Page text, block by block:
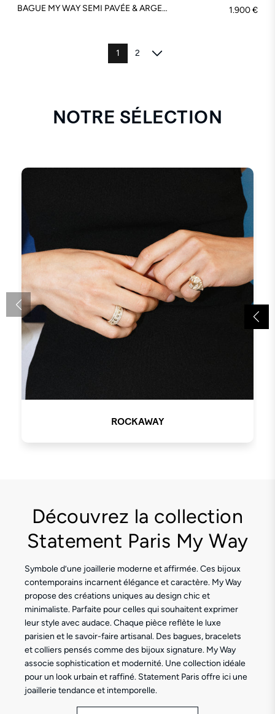
BAGUE MY WAY SEMI PAVÉE & ARGENT - FSJ174
1.900 €
1 2
NOTRE SÉLECTION
ROCKAWAY
Découvrez la collection
Statement Paris My Way
Symbole d’une joaillerie moderne et affirmée. Ces bijoux
contemporains incarnent élégance et caractère. My Way
propose des créations uniques au design chic et
minimaliste. Parfaite pour celles qui souhaitent exprimer
leur style avec audace. Chaque pièce reflète le luxe
parisien et le savoir-faire artisanal. Des bagues, bracelets
et colliers pensés comme des bijoux signature. My Way
associe sophistication et modernité. Une collection idéale
pour un look urbain et raffiné. Statement Paris offre ici une
joaillerie tendance et intemporelle.